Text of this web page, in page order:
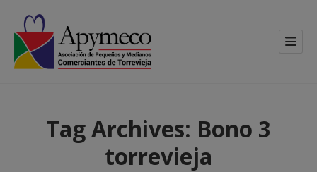
Tag Archives: Bono 3
torrevieja